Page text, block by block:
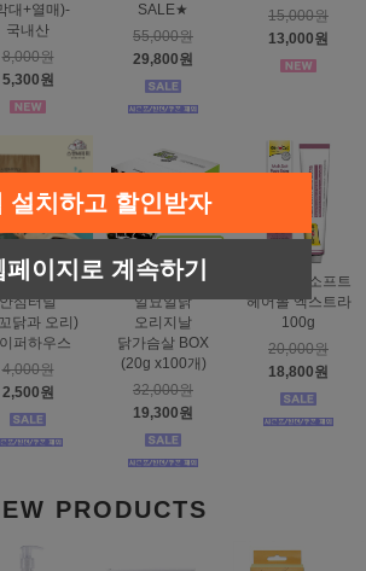
대+열매)-
국내산
8,000원
5,300원
SALE★
55,000원
29,800원
15,000원
13,000원
탠바이미
안심터널
닭과 오리)
퍼하우스
4,000원
2,500원
태비토퍼
일묘일닭
오리지날
닭가슴살 BOX
(20g x100개)
32,000원
19,300원
짐펫 몰트소프트
헤어볼 엑스트라
100g
20,000원
18,800원
PRODUCTS
설치하고 할인받자
페이지로 계속하기